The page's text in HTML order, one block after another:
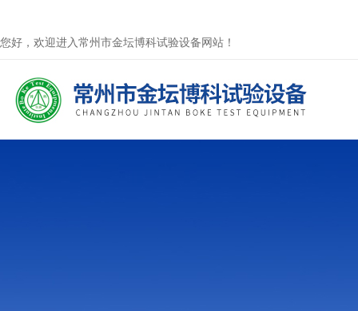
您好，欢迎进入常州市金坛博科试验设备网站！